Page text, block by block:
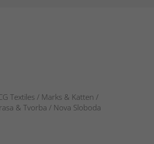
Textiles / Marks & Katten /
& Tvorba / Nova Sloboda